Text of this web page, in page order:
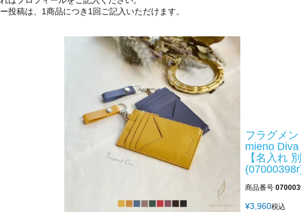
投稿は、1商品につき1回ご記入いただけます。
フラグメ
mieno Diva
【名入れ
商品番号
¥3,960税込